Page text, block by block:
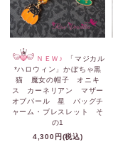
ＮＥＷ♪
「マジカル
*ハロウィン」かぼちゃ黒
猫 魔女の帽子 オニキ
ス カーネリアン マザー
オブパール 星 バッグチ
ャーム・ブレスレット そ
の1
4,300円(税込)